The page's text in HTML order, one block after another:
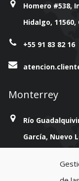
Homero #538,
Hidalgo,
+55 91 83 82 16
Monterrey
Río
García, Nuevo